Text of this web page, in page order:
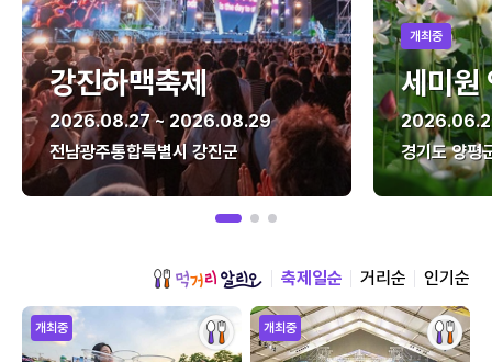
강진하맥축제
2026.08.27 ~ 2026.08.29
전남광주통합특별시 강진군
개최중
세미원
경기도 양평
축제일순 거리순 인기순
개최중 개최중